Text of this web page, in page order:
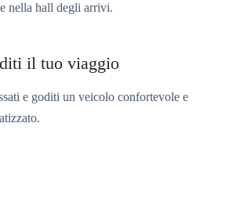
nella hall degli arrivi.
il tuo viaggio
e goditi un veicolo confortevole e